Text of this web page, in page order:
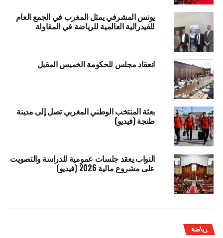
يونس المشرفي يمثل المغرب في الجمع العام
للفيدرالية العالمية للرياضة في المقاولة
انعقاد مجلس للحكومة الخميس المقبل
بعثة المنتخب الوطني المغربي تصل إلى مدينة
طنجة (فيديو)
النواب يعقد جلسات عمومية للدراسة والتصويت
على مشروع مالية 2026 (فيديو)
رياضة